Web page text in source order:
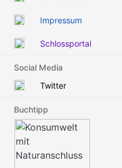
Impressum
Schlossportal
Social Media
Twitter
Buchtipp